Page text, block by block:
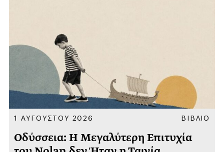
1 ΑΥΓΟΥΣΤΟΥ 2026 ΒΙΒΛΙΟ
Οδύσσεια: Η Μεγαλύτερη Επιτυχία